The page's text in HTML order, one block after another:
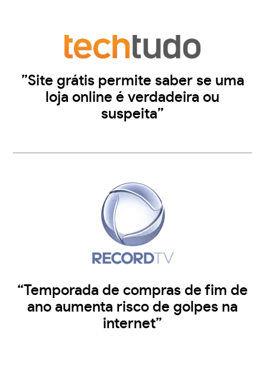
”Site grátis permite saber se uma
loja online é verdadeira ou
suspeita”
“Temporada de compras de fim de
ano aumenta risco de golpes na
internet”